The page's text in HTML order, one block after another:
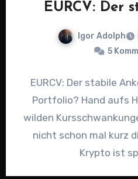
EURCV: Der
Igor Adolph
5
EURCV: Der stabile
Portfolio? Hand aufs
wilden
nicht schon mal kurz
Krypto ist